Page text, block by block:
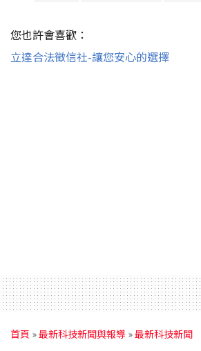
您也許會喜歡：
立達合法徵信社-讓您安心的選擇
首頁 »最新科技新聞與報導 »最新科技新聞